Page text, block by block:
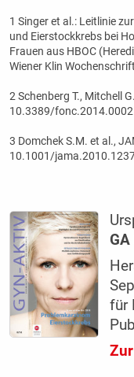
1 Singer et al.: Leitlinie
und Eierstockkrebs bei
Frauen aus HBOC
Wiener Klin
2 Schenberg T., Mitchell
10.3389/
3 Domchek S.M. et al.,
10.1001/
für